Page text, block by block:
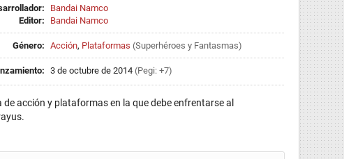
Bandai Namco
Editor:
Bandai Namco
Género: Acción, Plataformas (Superhéroes y Fantasmas)
3 de octubre de 2014 (Pegi: +7)
acción y plataformas en la que debe enfrentarse al